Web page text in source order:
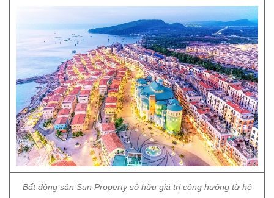
Bất động sản Sun Property sở hữu giá trị cộng hưởng từ hệ